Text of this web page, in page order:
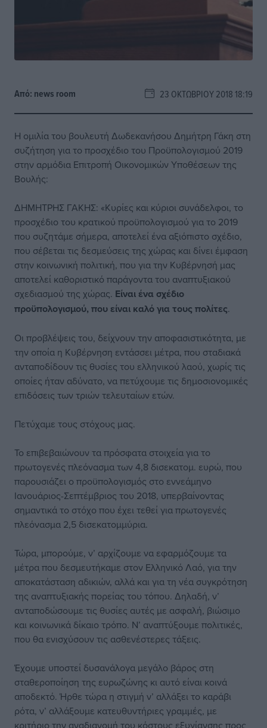
Από: news room 23 ΟΚΤΩΒΡΊΟΥ 2018 18:19
Η ομιλία του βουλευτή Δωδεκανήσου Δημήτρη Γάκη στη
συζήτηση για το προσχέδιο του Προϋπολογισμού 2019
στην αρμόδια Επιτροπή Οικονομικών Υποθέσεων της
Βουλής:
ΔΗΜΗΤΡΗΣ ΓΑΚΗΣ: «Κυρίες και κύριοι συνάδελφοι, το
προσχέδιο του κρατικού προϋπολογισμού για το 2019
που συζητάμε σήμερα, αποτελεί ένα αξιόπιστο σχέδιο,
που σέβεται τις δεσμεύσεις της χώρας και δίνει έμφαση
στην κοινωνική πολιτική, που για την Κυβέρνησή μας
αποτελεί καθοριστικό παράγοντα του αναπτυξιακού
σχεδιασμού της χώρας. Είναι ένα σχέδιο
προϋπολογισμού, που είναι καλό για τους πολίτες.
Οι προβλέψεις του, δείχνουν την αποφασιστικότητα, με
την οποία η Κυβέρνηση εντάσσει μέτρα, που σταδιακά
ανταποδίδουν τις θυσίες του ελληνικού λαού, χωρίς τις
οποίες ήταν αδύνατο, να πετύχουμε τις δημοσιονομικές
επιδόσεις των τριών τελευταίων ετών.
Πετύχαμε τους στόχους μας.
Το επιβεβαιώνουν τα πρόσφατα στοιχεία για το
πρωτογενές πλεόνασμα των 4,8 δισεκατομ. ευρώ, που
παρουσιάζει ο προϋπολογισμός στο εννεάμηνο
Ιανουάριος-Σεπτέμβριος του 2018, υπερβαίνοντας
σημαντικά το στόχο που έχει τεθεί για πρωτογενές
πλεόνασμα 2,5 δισεκατομμύρια.
Τώρα, μπορούμε, ν’ αρχίζουμε να εφαρμόζουμε τα
μέτρα που δεσμευτήκαμε στον Ελληνικό Λαό, για την
αποκατάσταση αδικιών, αλλά και για τη νέα συγκρότηση
της αναπτυξιακής πορείας του τόπου. Δηλαδή, ν’
ανταποδώσουμε τις θυσίες αυτές με ασφαλή, βιώσιμο
και κοινωνικά δίκαιο τρόπο. Ν’ αναπτύξουμε πολιτικές,
που θα ενισχύσουν τις ασθενέστερες τάξεις.
Έχουμε υποστεί δυσανάλογα μεγάλο βάρος στη
σταθεροποίηση της ευρωζώνης κι αυτό είναι κοινά
αποδεκτό. Ήρθε τώρα η στιγμή ν’ αλλάξει το καράβι
ρότα, ν’ αλλάξουμε κατευθυντήριες γραμμές, με
κριτήριο την αναδιανομή του κόστους εξυγίανσης προς